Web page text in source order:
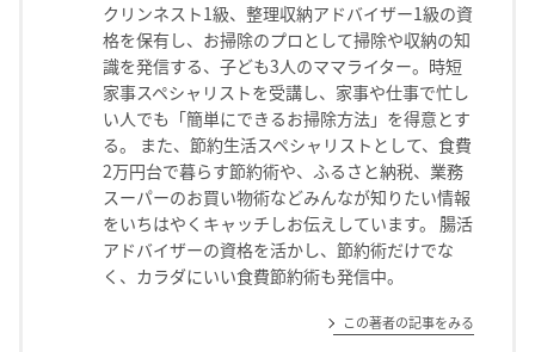
クリンネスト1級、整理収納アドバイザー1級の資
格を保有し、お掃除のプロとして掃除や収納の知
識を発信する、子ども3人のママライター。時短
家事スペシャリストを受講し、家事や仕事で忙し
い人でも「簡単にできるお掃除方法」を得意とす
る。 また、節約生活スペシャリストとして、食費
2万円台で暮らす節約術や、ふるさと納税、業務
スーパーのお買い物術などみんなが知りたい情報
をいちはやくキャッチしお伝えしています。 腸活
アドバイザーの資格を活かし、節約術だけでな
く、カラダにいい食費節約術も発信中。
この著者の記事をみる